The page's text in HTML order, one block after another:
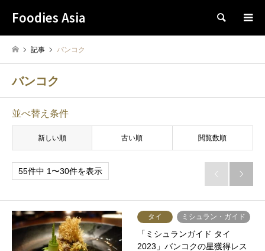
Foodies Asia 検索
記事 バンコク
バンコク
並べ替え条件
新しい順 古い順 閲覧数順
55件中 1〜30件を表示  
タイ ミシュラン・ガイド
「ミシュランガイド タイ
2023」バンコクの星獲得レス